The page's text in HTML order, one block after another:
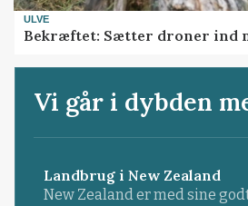
ULVE
Bekræftet: Sætter droner ind
Vi går i dybden
Landbrug i New Zealand
New Zealand er med sine